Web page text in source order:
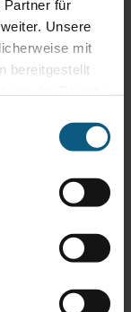
Partner für
Unsere
mit
bereitgestellt